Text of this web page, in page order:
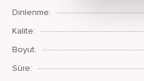
Dinlenme:
Kalite:
Boyut:
Süre: